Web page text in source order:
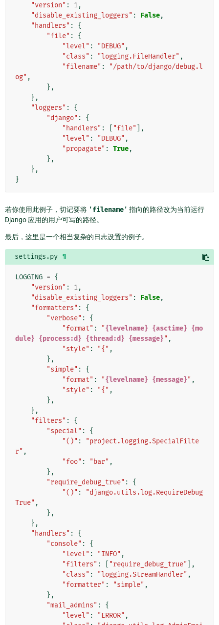
"version" : 1,
"disable_existing_loggers" : False,
"handlers" :
{
"file" :
{
"level" : "DEBUG" ,
"class" : "logging.FileHandler" ,
"filename" :
"/path/to/django/debug.l
og" ,
},
},
"loggers" :
{
"django" :
{
"handlers" : "file"
],
"level" : "DEBUG" ,
"propagate" : True,
},
},
}
若你使用此例子，切记要将 'filename' 指向的路径改为当前运行
Django 应用的用户可写的路径。
最后，这里是一个相当复杂的日志设置的例子。
settings.py ¶
LOGGING = {
"version" : 1,
"disable_existing_loggers" : False,
"formatters" :
{
"verbose" :
{
"format" : "{levelname} {asctime} {mo
dule} {process:d} {thread:d} {message}" ,
"style" : "{" ,
},
"simple" :
{
"format" : "{levelname} {message}" ,
"style" : "{" ,
},
},
"filters" :
{
"special" :
{
"()" :
"project.logging.SpecialFilte
r" ,
"foo" : "bar" ,
},
"require_debug_true" :
{
"()" :
"django.utils.log.RequireDebug
True" ,
},
},
"handlers" :
{
"console" :
{
"level" : "INFO" ,
"filters" : "require_debug_true"
],
"class" : "logging.StreamHandler" ,
"formatter" : "simple" ,
},
"mail_admins" :
{
"level" : "ERROR" ,